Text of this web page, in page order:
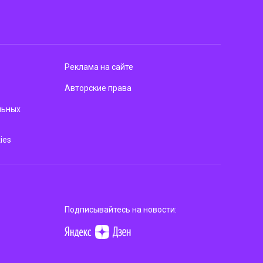
Реклама на сайте
Авторские права
Подписывайтесь на новости: